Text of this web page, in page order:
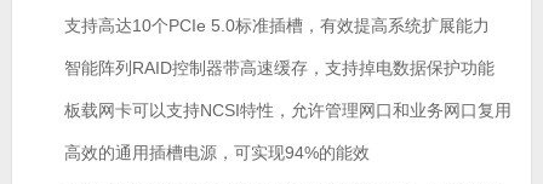
支持高达10个PCIe 5.0标准插槽，有效提高系统扩展能力
智能阵列RAID控制器带高速缓存，支持掉电数据保护功能
板载网卡可以支持NCSI特性，允许管理网口和业务网口复用
高效的通用插槽电源，可实现94%的能效